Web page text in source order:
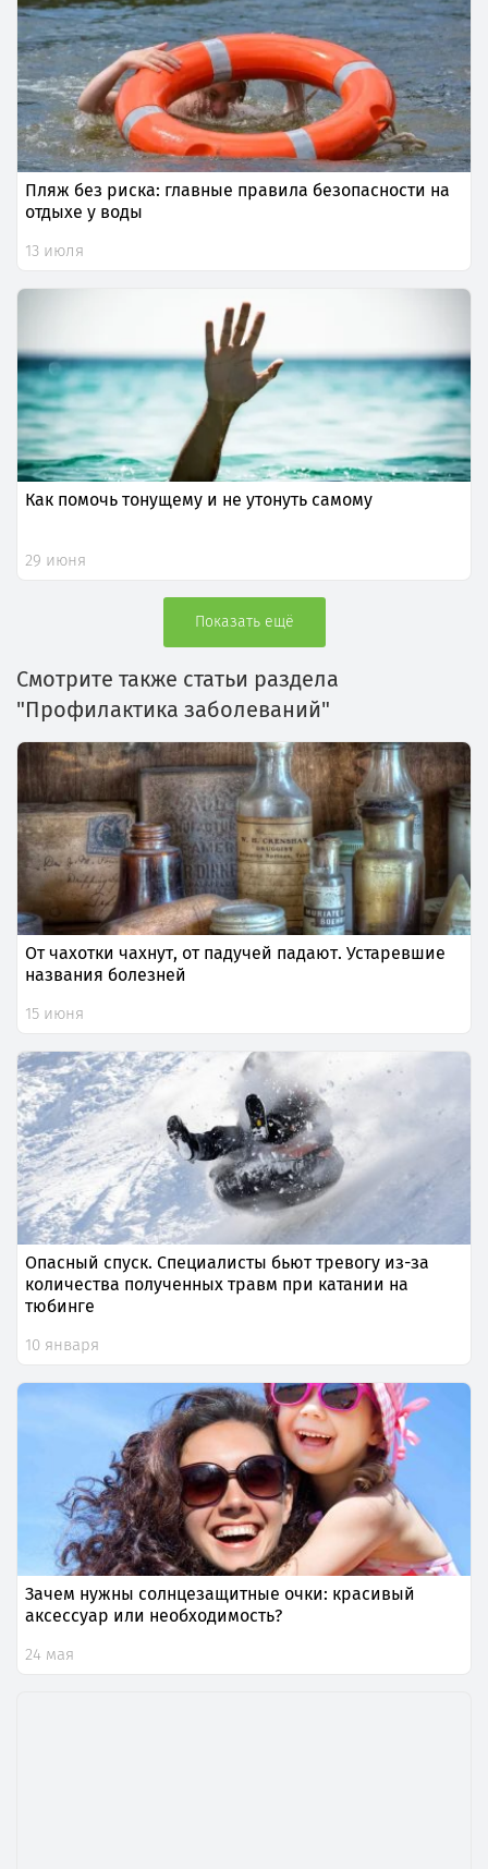
Пляж без риска: главные правила безопасности на
отдыхе у воды
13 июля
Как помочь тонущему и не утонуть самому
29 июня
Показать ещё
Смотрите также статьи раздела
"Профилактика заболеваний"
От чахотки чахнут, от падучей падают. Устаревшие
названия болезней
15 июня
Опасный спуск. Специалисты бьют тревогу из-за
количества полученных травм при катании на
тюбинге
10 января
Зачем нужны солнцезащитные очки: красивый
аксессуар или необходимость?
24 мая